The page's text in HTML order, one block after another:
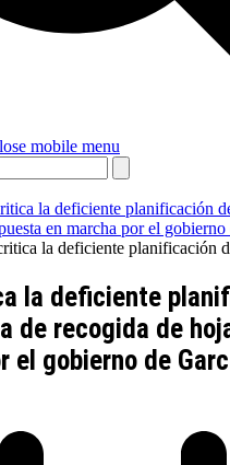
mobile menu
la deficiente planificación
en marcha por el
la deficiente planificación
la deficiente
de recogida de
el gobierno de